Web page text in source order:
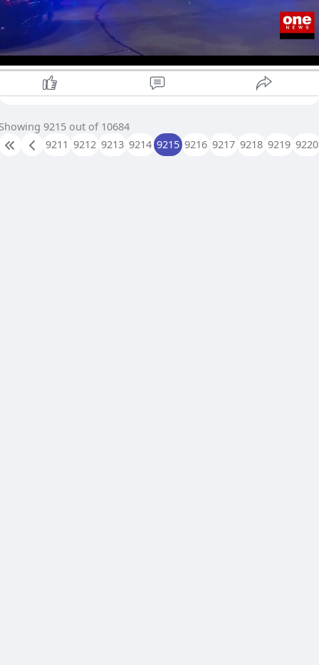
စ်ခတ်မှုအတွင်း ဘယ်သူ့ကို ပစ်မှတ်ထားခဲ့တယ် ဆိုတာကို
တိအကျ သိရှိနိုင်ဖို့ စုံစမ်းနေဆဲပါ။ အခုနှစ် အတွင်း အမေရိကန်
ြည်ထောင်စုမှာ အစုလိုက်အပြုံလိုက် ပစ်ခတ်မှု အနည်းဆုံး ၄၀၃ မှု
ခဲ့ပြီလို့ မှတ်တမ်းဝင် ထားပါတယ်။ ဘာမင်ဂမ်တစ်ခုတည်းမှာ အခု
စ်အတွင်း အစုလိုက်အပြုံလိုက် ပစ်ခတ်မှု လေးခု ရှိခဲ့တယ်လို့ သိရ
ါတယ်။
9215 out of 10684
9211 9212 9213 9214 9215 9216 9217 9218 9219 9220